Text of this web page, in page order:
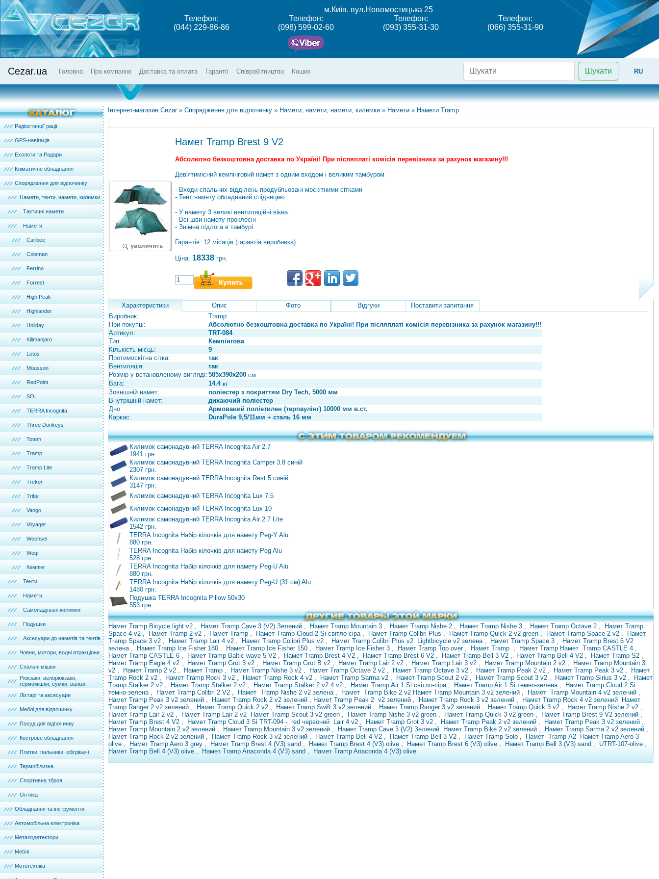
м.Київ, вул.Новомостицька 25
Телефон:
(044) 229-86-86
Телефон:
(098) 599-02-60
Телефон:
(093) 355-31-30
Телефон:
(066) 355-31-90
Cezar.ua Головна Про компанію Доставка та оплата Гарантії Співробітництво Кошик Шукати RU
Радіостанції рації
GPS-навігація
Ехолоти та Радари
Кліматичне обладнання
Спорядження для відпочинку
Намети, тенти, намети, килимки
Тактичні намети
Намети
Caribee
Coleman
Ferrino
Forrest
High Peak
Highlander
Holiday
Kilimanjaro
Lotos
Mousson
RedPoint
SOL
TERRA Incognita
Three Donkeys
Totem
Tramp
Tramp Lite
Treker
Tribe
Vango
Voyager
Wechsel
Woqi
Кемпінг
Тенти
Намети
Самонадувані килимки
Подушки
Аксесуари до наметів та тентів
Човни, мотори, водні атракціони
Спальні мішки
Рюкзаки, велорюкзаки,
гермомішки, сумки, валізи.
Ліхтарі та аксесуари
Меблі для відпочинку
Посуд для відпочинку
Кострове обладнання
Плитки, пальники, обігрівачі
Термобілизна
Спортивна зброя
Оптика
Обладнання та інструменти
Автомобільна електроніка
Металодетектори
Меблі
Мототехніка
Інтернет-магазин Cezar » Спорядження для відпочинку » Намети, намети, намети, килимки » Намети » Намети Tramp
Намет Tramp Brest 9 V2
Абсолютно безкоштовна доставка по Україні! При післяплаті комісія перевізника за рахунок магазину!!!
Дев'ятимісний кемпінговий намет з одним входом і великим тамбуром
- Входи спальних відділень продубльовані москітними сітками
- Тент намету обладнаний спідницею
- У намету 3 великі вентиляційні вікна
- Всі шви намету проклеєні
- Знімна підлога в тамбурі
Гарантія: 12 місяців (гарантія виробника)
Ціна: 18338 грн.
Характеристики Опис Фото Відгуки
Поставити запитання
Виробник:
Tramp
При покупці:
Абсолютно безкоштовна доставка по Україні! При післяплаті комісія перевізника за рахунок магазину!!!
Артикул:
TRT-084
Тип:
Кемпінгова
Кількість місць:
9
Протимоскітна сітка:
так
Вентиляція:
так
Розмір у встановленому вигляді: 585х390х200 см
Вага:
14.4кг
Зовнішній намет:
поліестер з покриттям Dry Tech, 5000 мм
Внутрішній намет:
дихаючий поліестер
Дно:
Армований поліетилен (терпаулінг) 10000 мм в.ст.
Каркас:
DuraPole 9,5/11мм + сталь 16 мм
Килимок самонадувний TERRA Incognita Air 2.7
1941 грн.
Килимок самонадувний TERRA Incognita Camper 3.8 синій
2307 грн.
Килимок самонадувний TERRA Incognita Rest 5 синій
3147 грн.
Килимок самонадувний TERRA Incognita Lux 7.5
Килимок самонадувний TERRA Incognita Lux 10
Килимок самонадувний TERRA Incognita Air 2.7 Lite
1542 грн.
TERRA Incognita Набір кілочків для намету Peg-Y Alu
880 грн.
TERRA Incognita Набір кілочків для намету Peg Alu
528 грн.
TERRA Incognita Набір кілочків для намету Peg-U Alu
880 грн.
TERRA Incognita Набір кілочків для намету Peg-U (31 см) Alu
1480 грн.
Подушка TERRA Incognita Pillow 50x30
553 грн.
Намет Tramp Bicycle light v2 , Намет Tramp Cave 3 (V2) Зелений , Намет Tramp Mountain 3 , Намет Tramp Nishe 2 , Намет Tramp Nishe 3 , Намет Tramp Octave 2 ,
Намет Tramp
Space 4 v2 , Намет Tramp 2 v2 , Намет Tramp , Намет Tramp Cloud 2 Si світло-сіра , Намет Tramp Colibri Plus , Намет Tramp Quick 2 v2 green , Намет Tramp Space 2 v2 ,
Намет
Tramp Space 3 v2 , Намет Tramp Lair 4 v2 , Намет Tramp Colibri Plus v2 , Намет Tramp Colibri Plus v2 Lightbicycle v2 зелена , Намет Tramp Space 3 ,
Намет Tramp Brest 6 V2
зелена , Намет Tramp Ice Fisher 180 , Намет Tramp Ice Fisher 150 , Намет Tramp Ice Fisher 3 , Намет Tramp Top over , Намет Tramp , Намет Tramp Намет Tramp CASTLE 4 ,
Намет Tramp CASTLE 6 , Намет Tramp Baltic wave 5 V2 , Намет Tramp Brest 4 V2 , Намет Tramp Brest 6 V2 , Намет Tramp Bell 3 V2 , Намет Tramp Bell 4 V2 , Намет Tramp S2 ,
Намет Tramp Eagle 4 v2 , Намет Tramp Grot 3 v2 , Намет Tramp Grot B v2 , Намет Tramp Lair 2 v2 , Намет Tramp Lair 3 v2 , Намет Tramp Mountain 2 v2 ,
Намет Tramp Mountain 3
v2 , Намет Tramp 2 v2 , Намет Tramp , Намет Tramp Nishe 3 v2 , Намет Tramp Octave 2 v2 , Намет Tramp Octave 3 v2 , Намет Tramp Peak 2 v2 , Намет Tramp Peak 3 v2 ,
Намет
Tramp Rock 2 v2 , Намет Tramp Rock 3 v2 , Намет Tramp Rock 4 v2 , Намет Tramp Sarma v2 , Намет Tramp Scout 2 v2 , Намет Tramp Scout 3 v2 , Намет Tramp Sirius 3 v2 ,
Намет
Tramp Stalker 2 v2 , Намет Tramp Stalker 2 v2 , Намет Tramp Stalker 2 v2 4 v2 , Намет Tramp Air 1 Si світло-сіра , Намет Tramp Air 1 Si темно-зелена ,
Намет Tramp Cloud 2 Si
темно-зелена , Намет Tramp Colibri 2 V2 , Намет Tramp Nishe 2 v2 зелена , Намет Tramp Bike 2 v2 Намет Tramp Mountain 3 v2 зелений , Намет Tramp Mountain 4 v2 зелений ,
Намет Tramp Peak 3 v2 зелений , Намет Tramp Rock 2 v2 зелений , Намет Tramp Peak 2 v2 зелений , Намет Tramp Rock 3 v2 зелений , Намет Tramp Rock 4 v2 зелений
Намет
Tramp Ranger 2 v2 зелений , Намет Tramp Quick 2 v2 , Намет Tramp Swift 3 v2 зелений , Намет Tramp Ranger 3 v2 зелений , Намет Tramp Quick 3 v2 , Намет Tramp Nishe 2 v2 ,
Намет Tramp Lair 2 v2 , Намет Tramp Lair 2 v2 Намет Tramp Scout 3 v2 green , Намет Tramp Nishe 3 v2 green , Намет Tramp Quick 3 v2 green , Намет Tramp Brest 9 V2 зелений ,
Намет Tramp Brest 4 V2 , Намет Tramp Cloud 3 Si TRT-094 - red червоний Lair 4 v2 , Намет Tramp Grot 3 v2 , Намет Tramp Peak 2 v2 зелений , Намет Tramp Peak 3 v2 зелений ,
Намет Tramp Mountain 2 v2 зелений , Намет Tramp Mountain 3 v2 зелений , Намет Tramp Cave 3 (V2) Зелений Намет Tramp Bike 2 v2 зелений , Намет Tramp Sarma 2 v2 зелений ,
Намет Tramp Rock 2 v2 зелений , Намет Tramp Rock 3 v2 зелений , Намет Tramp Bell 4 V2 , Намет Tramp Bell 3 V2 , Намет Tramp Solo , Намет Tramp A2
Намет Tramp Aero 3
olive , Намет Tramp Aero 3 grey , Намет Tramp Brest 4 (V3) sand , Намет Tramp Brest 4 (V3) olive , Намет Tramp Brest 6 (V3) olive , Намет Tramp Bell 3 (V3) sand , UTRT-107-olive ,
Намет Tramp Bell 4 (V3) olive , Намет Tramp Anaconda 4 (V3) sand , Намет Tramp Anaconda 4 (V3) olive